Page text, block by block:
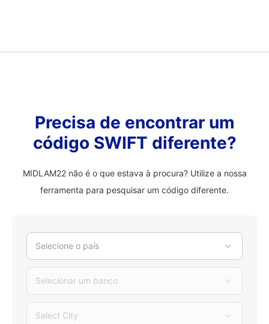
Precisa de encontrar um
código SWIFT diferente?
MIDLAM22 não é o que estava à procura? Utilize a nossa
ferramenta para pesquisar um código diferente.
Selecione o país
Selecionar um banco
Select City